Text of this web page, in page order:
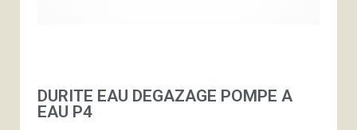
DURITE EAU DEGAZAGE POMPE A
EAU P4